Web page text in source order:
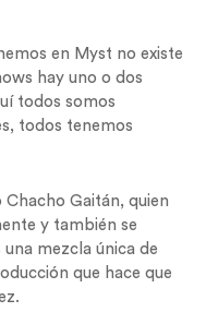
en Myst no existe
hay uno o dos
todos somos
todos tenemos
Gaitán, quien
y también se
mezcla única de
que hace que